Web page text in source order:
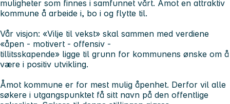
muligheter som finnes i samfunnet vårt. Åmot en attraktiv
kommune å arbeide i, bo i og flytte til.
Vår visjon: «Vilje til vekst» skal sammen med verdiene
«åpen - motivert - offensiv -
tillitsskapende» ligge til grunn for kommunens ønske om å
være i positiv utvikling.
Åmot kommune er for mest mulig åpenhet. Derfor vil alle
søkere i utgangspunktet få sitt navn på den offentlige